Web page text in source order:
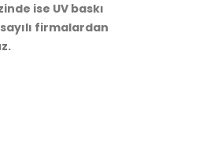
ise UV baskı
firmalardan